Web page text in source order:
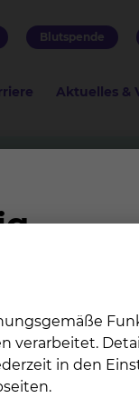
Blutspende
Aktuelles &
verarbeitet.
in den